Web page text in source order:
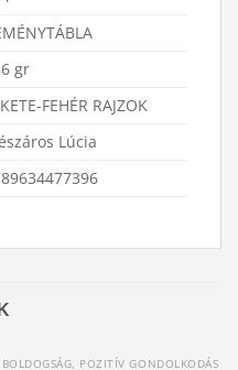
gr
FEHÉR RAJZOK
Lúcia
BOLDOGSÁG, POZITÍV GONDOLKODÁS